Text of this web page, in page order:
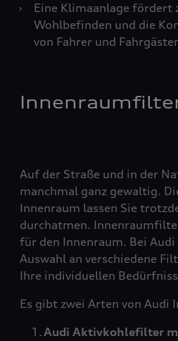
›
Eine Klimaanlage fördert
Wohlbefinden und die
von Fahrer und
Auf der Straße und in der
manchmal ganz gewaltig.
Innenraum lassen Sie
durchatmen.
für den Innenraum. Bei Audi
Auswahl an verschiedene
Ihre individuellen
Es gibt zwei Arten von Audi
Audi Aktivkohlefilter